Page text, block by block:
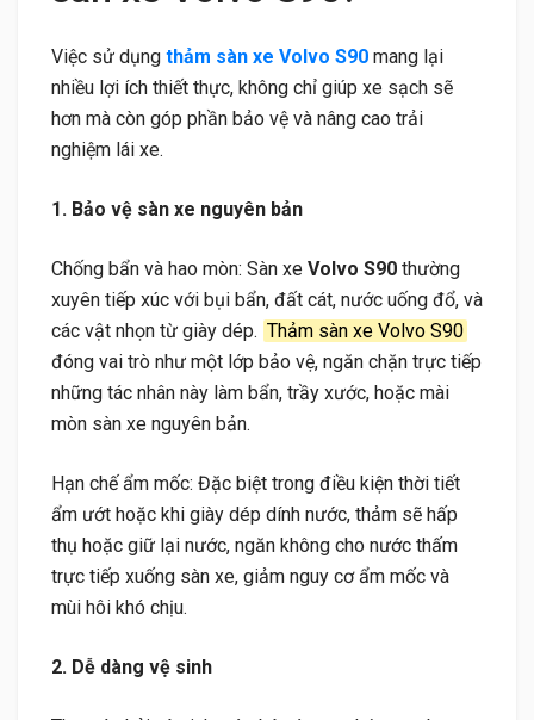
Việc sử dụng thảm sàn xe Volvo S90 mang lại
nhiều lợi ích thiết thực, không chỉ giúp xe sạch sẽ
hơn mà còn góp phần bảo vệ và nâng cao trải
nghiệm lái xe.
1. Bảo vệ sàn xe nguyên bản
Chống bẩn và hao mòn: Sàn xe Volvo S90 thường
xuyên tiếp xúc với bụi bẩn, đất cát, nước uống đổ, và
các vật nhọn từ giày dép. Thảm sàn xe Volvo S90
đóng vai trò như một lớp bảo vệ, ngăn chặn trực tiếp
những tác nhân này làm bẩn, trầy xước, hoặc mài
mòn sàn xe nguyên bản.
Hạn chế ẩm mốc: Đặc biệt trong điều kiện thời tiết
ẩm ướt hoặc khi giày dép dính nước, thảm sẽ hấp
thụ hoặc giữ lại nước, ngăn không cho nước thấm
trực tiếp xuống sàn xe, giảm nguy cơ ẩm mốc và
mùi hôi khó chịu.
2. Dễ dàng vệ sinh